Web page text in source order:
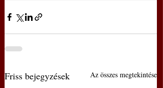
Friss bejegyzések Az összes megtekintése